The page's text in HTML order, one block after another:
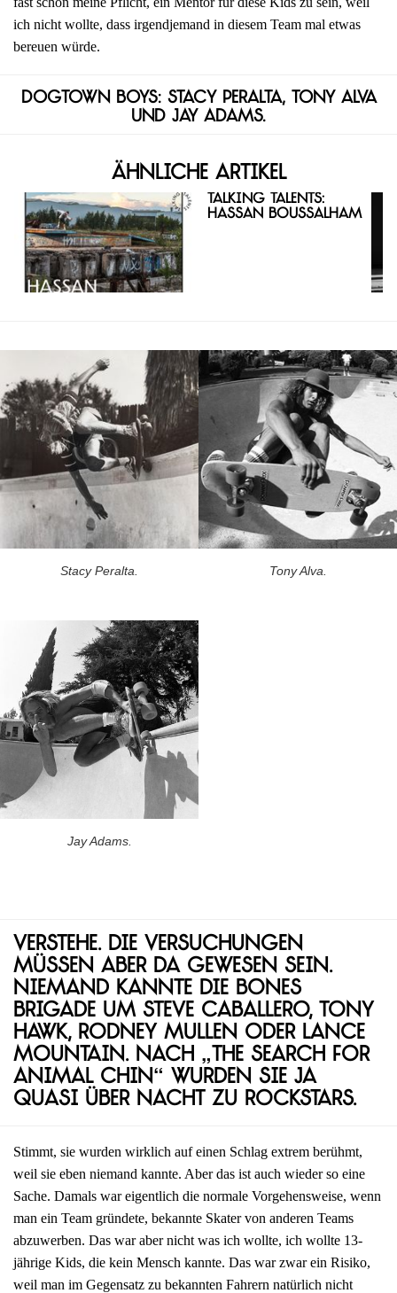
ich nicht wollte, dass irgendjemand in diesem Team mal etwas
bereuen würde.
Dogtown Boys: Stacy Peralta, Tony Alva
und Jay Adams.
Ähnliche Artikel
Talking Talents:
Hassan Boussalham
Stacy Peralta. Tony Alva.
Jay Adams.
Verstehe. Die Versuchungen
müssen aber da gewesen sein.
Niemand kannte die Bones
Brigade um Steve Caballero, Tony
Hawk, Rodney Mullen oder Lance
Mountain. Nach „The Search for
Animal Chin“ wurden sie ja
quasi über Nacht zu Rockstars.
Stimmt, sie wurden wirklich auf einen Schlag extrem berühmt,
weil sie eben niemand kannte. Aber das ist auch wieder so eine
Sache. Damals war eigentlich die normale Vorgehensweise, wenn
man ein Team gründete, bekannte Skater von anderen Teams
abzuwerben. Das war aber nicht was ich wollte, ich wollte 13-
jährige Kids, die kein Mensch kannte. Das war zwar ein Risiko,
weil man im Gegensatz zu bekannten Fahrern natürlich nicht